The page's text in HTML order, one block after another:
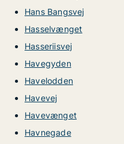
Hans Bangsvej
Hasselvænget
Hasseriisvej
Havegyden
Havelodden
Havevej
Havevænget
Havnegade